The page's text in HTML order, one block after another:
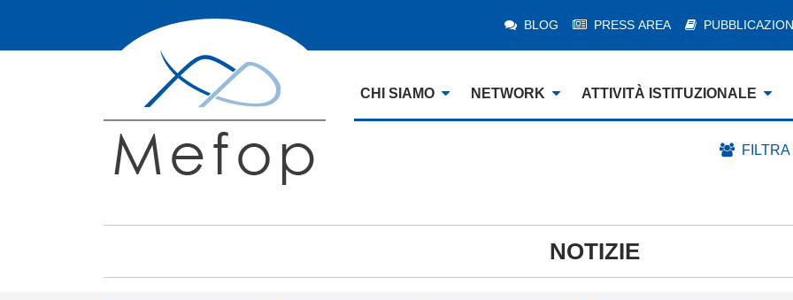
BLOG PRESS AREA
CHI SIAMO NETWORK ATTIVITÀ ISTITUZIONALE
NOTIZIE